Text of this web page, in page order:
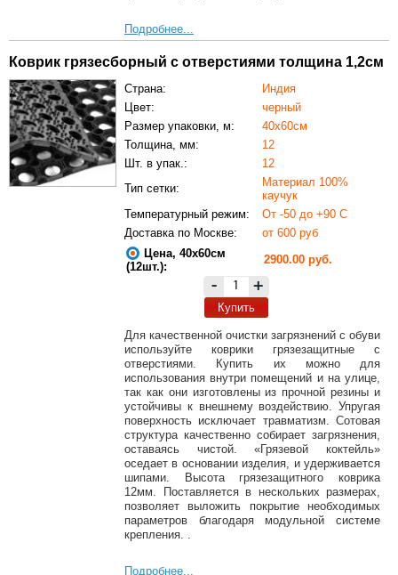
Подробнее...
Коврик грязесборный с отверстиями толщина 1,2см
Страна:
Индия
Цвет:
черный
Размер упаковки, м:
40х60см
Толщина, мм:
12
Шт. в упак.:
12
Тип сетки:
Материал 100%
каучук
Температурный режим:
От -50 до +90 С
Доставка по Москве:
от 600 руб
Цена, 40х60см
(12шт.):
2900.00 руб.
- +
Купить
Для качественной очистки загрязнений с обуви
используйте коврики грязезащитные с
отверстиями. Купить их можно для
использования внутри помещений и на улице,
так как они изготовлены из прочной резины и
устойчивы к внешнему воздействию. Упругая
поверхность исключает травматизм. Сотовая
структура качественно собирает загрязнения,
оставаясь чистой. «Грязевой коктейль»
оседает в основании изделия, и удерживается
шипами. Высота грязезащитного коврика
12мм. Поставляется в нескольких размерах,
позволяет выложить покрытие необходимых
параметров благодаря модульной системе
крепления. .
Подробнее...